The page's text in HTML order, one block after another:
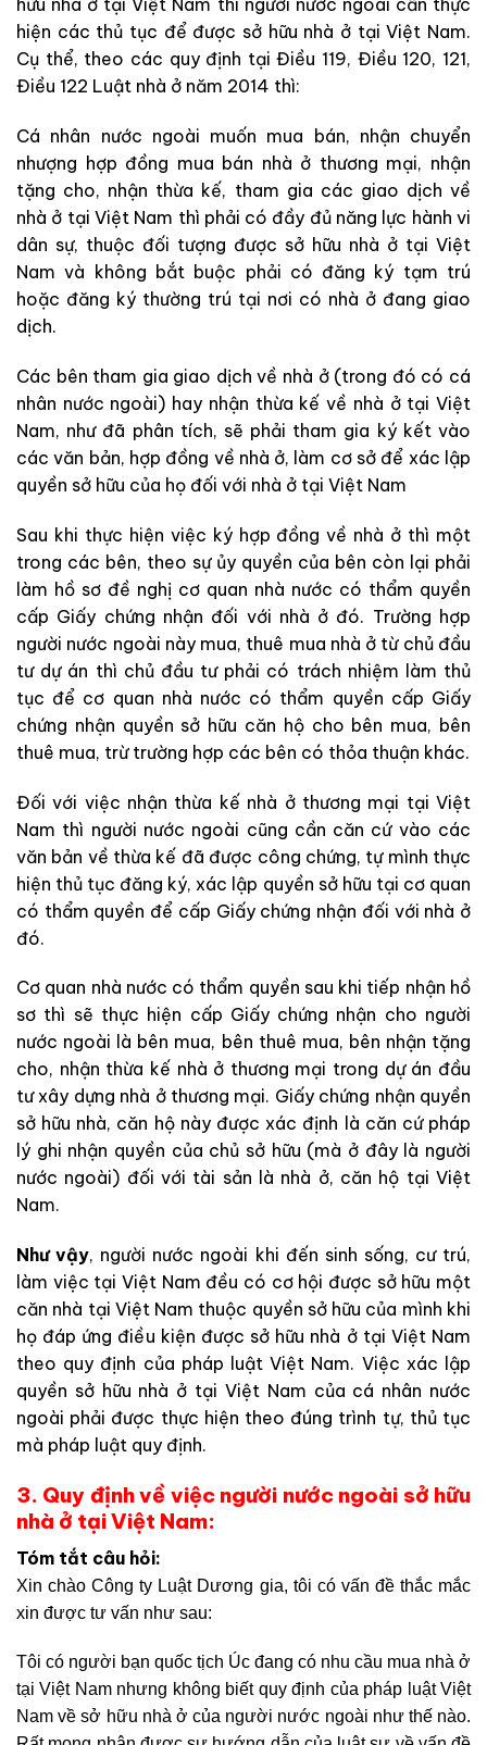
hữu nhà ở tại Việt Nam thì người nước ngoài cần thực
hiện các thủ tục để được sở hữu nhà ở tại Việt Nam.
Cụ thể, theo các quy định tại Điều 119, Điều 120, 121,
Điều 122 Luật nhà ở năm 2014 thì:
Cá nhân nước ngoài muốn mua bán, nhận chuyển
nhượng hợp đồng mua bán nhà ở thương mại, nhận
tặng cho, nhận thừa kế, tham gia các giao dịch về
nhà ở tại Việt Nam thì phải có đầy đủ năng lực hành vi
dân sự, thuộc đối tượng được sở hữu nhà ở tại Việt
Nam và không bắt buộc phải có đăng ký tạm trú
hoặc đăng ký thường trú tại nơi có nhà ở đang giao
dịch.
Các bên tham gia giao dịch về nhà ở (trong đó có cá
nhân nước ngoài) hay nhận thừa kế về nhà ở tại Việt
Nam, như đã phân tích, sẽ phải tham gia ký kết vào
các văn bản, hợp đồng về nhà ở, làm cơ sở để xác lập
quyền sở hữu của họ đối với nhà ở tại Việt Nam
Sau khi thực hiện việc ký hợp đồng về nhà ở thì một
trong các bên, theo sự ủy quyền của bên còn lại phải
làm hồ sơ đề nghị cơ quan nhà nước có thẩm quyền
cấp Giấy chứng nhận đối với nhà ở đó. Trường hợp
người nước ngoài này mua, thuê mua nhà ở từ chủ đầu
tư dự án thì chủ đầu tư phải có trách nhiệm làm thủ
tục để cơ quan nhà nước có thẩm quyền cấp Giấy
chứng nhận quyền sở hữu căn hộ cho bên mua, bên
thuê mua, trừ trường hợp các bên có thỏa thuận khác.
Đối với việc nhận thừa kế nhà ở thương mại tại Việt
Nam thì người nước ngoài cũng cần căn cứ vào các
văn bản về thừa kế đã được công chứng, tự mình thực
hiện thủ tục đăng ký, xác lập quyền sở hữu tại cơ quan
có thẩm quyền để cấp Giấy chứng nhận đối với nhà ở
đó.
Cơ quan nhà nước có thẩm quyền sau khi tiếp nhận hồ
sơ thì sẽ thực hiện cấp Giấy chứng nhận cho người
nước ngoài là bên mua, bên thuê mua, bên nhận tặng
cho, nhận thừa kế nhà ở thương mại trong dự án đầu
tư xây dựng nhà ở thương mại. Giấy chứng nhận quyền
sở hữu nhà, căn hộ này được xác định là căn cứ pháp
lý ghi nhận quyền của chủ sở hữu (mà ở đây là người
nước ngoài) đối với tài sản là nhà ở, căn hộ tại Việt
Nam.
Như vậy, người nước ngoài khi đến sinh sống, cư trú,
làm việc tại Việt Nam đều có cơ hội được sở hữu một
căn nhà tại Việt Nam thuộc quyền sở hữu của mình khi
họ đáp ứng điều kiện được sở hữu nhà ở tại Việt Nam
theo quy định của pháp luật Việt Nam. Việc xác lập
quyền sở hữu nhà ở tại Việt Nam của cá nhân nước
ngoài phải được thực hiện theo đúng trình tự, thủ tục
mà pháp luật quy định.
3. Quy định về việc người nước ngoài sở hữu
nhà ở tại Việt Nam:
Tóm tắt câu hỏi:
Xin chào Công ty Luật Dương gia, tôi có vấn đề thắc mắc
xin được tư vấn như sau:
Tôi có người bạn quốc tịch Úc đang có nhu cầu mua nhà ở
tại Việt Nam nhưng không biết quy định của pháp luật Việt
Nam về sở hữu nhà ở của người nước ngoài như thế nào.